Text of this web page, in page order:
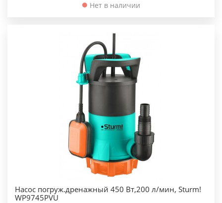
Нет в наличии
Насос погруж.дренажный 450 Вт,200 л/мин, Sturm!
WP9745PVU